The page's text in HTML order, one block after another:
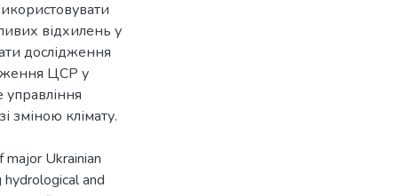
відхилень у
дослідження
ЦСР у
Ukrainian
and